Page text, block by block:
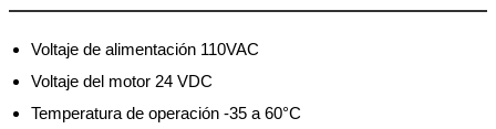
Voltaje de alimentación 110VAC
Voltaje del motor 24 VDC
Temperatura de operación -35 a 60°C